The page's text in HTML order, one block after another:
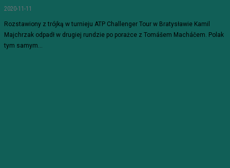
2020-11-11
Rozstawiony z trójką w turnieju ATP Challenger Tour w Bratysławie Kamil
Majchrzak odpadł w drugiej rundzie po porażce z Tomášem Macháčem. Polak
tym samym...